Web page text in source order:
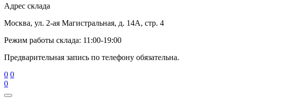
Адрес склада
Москва, ул. 2-ая Магистральная, д. 14А, стр. 4
Режим работы склада: 11:00-19:00
Предварительная запись по телефону обязательна.
0 0
0